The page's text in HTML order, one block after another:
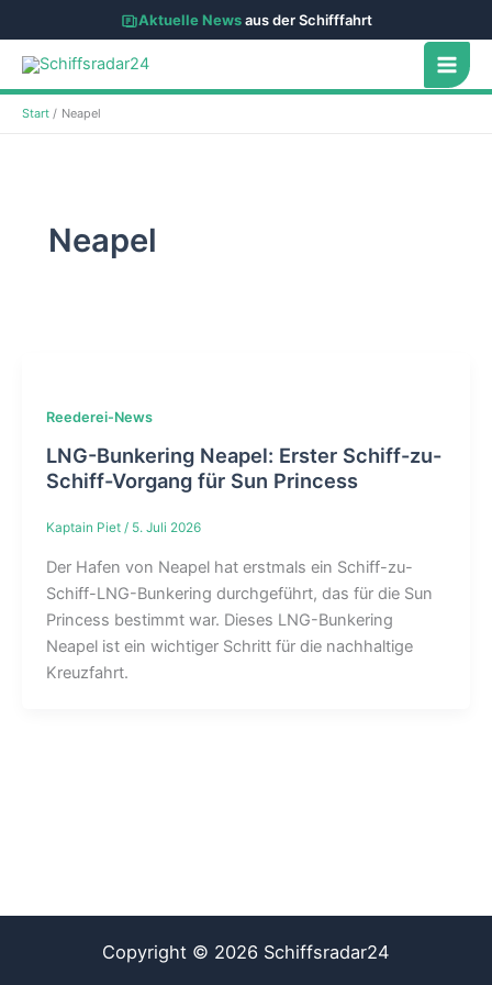
Aktuelle Newsaus der Schifffahrt
Zum
Inhalt
springen
Start Neapel
Neapel
Reederei-News
LNG-Bunkering Neapel: Erster Schiff-zu-
Schiff-Vorgang für Sun Princess
Kaptain Piet / 5. Juli 2026
Der Hafen von Neapel hat erstmals ein Schiff-zu-
Schiff-LNG-Bunkering durchgeführt, das für die Sun
Princess bestimmt war. Dieses LNG-Bunkering
Neapel ist ein wichtiger Schritt für die nachhaltige
Kreuzfahrt.
Copyright © 2026 Schiffsradar24